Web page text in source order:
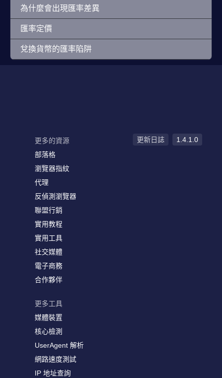
為什麼會出現匯率差異
匯率定價
兌換貨幣的匯率陷阱
更多的資源
部落格
瀏覽器指紋
代理
反偵測瀏覽器
聯盟行銷
實用教程
實用工具
社交媒體
電子商務
合作夥伴
更多工具
媒體裝置
核心檢測
UserAgent 解析
網路速度測試
IP 地址查詢
更新日誌 1.4.1.0